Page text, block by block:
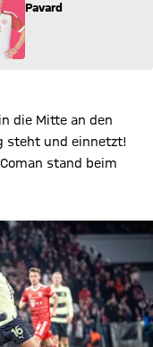
Pavard
die Mitte an den
steht und einnetzt!
stand beim